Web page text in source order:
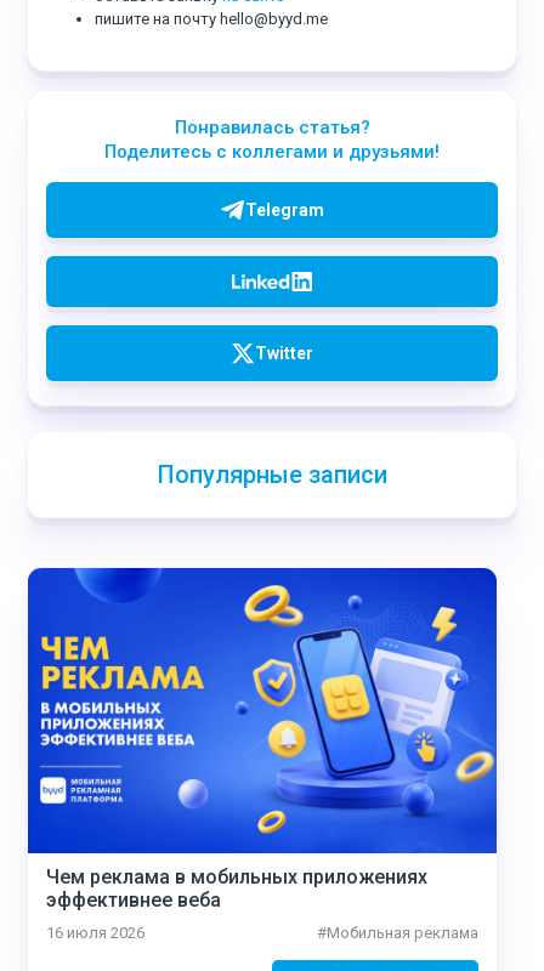
пишите на почту hello@byyd.me
Понравилась статья?
Поделитесь с коллегами и друзьями!
Telegram
Twitter
Популярные записи
Чем реклама в мобильных приложениях
эффективнее веба
16 июля 2026 #Мобильная реклама